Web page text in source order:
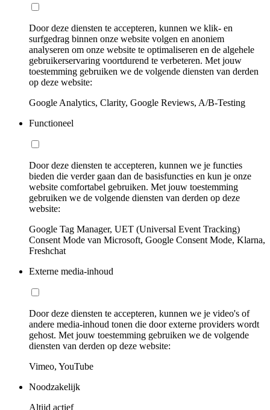
Door deze diensten te accepteren, kunnen we klik- en
surfgedrag binnen onze website volgen en anoniem
analyseren om onze website te optimaliseren en de algehele
gebruikerservaring voortdurend te verbeteren. Met jouw
toestemming gebruiken we de volgende diensten van derden
op deze website:
Google Analytics, Clarity, Google Reviews, A/B-Testing
Functioneel
Door deze diensten te accepteren, kunnen we je functies
bieden die verder gaan dan de basisfuncties en kun je onze
website comfortabel gebruiken. Met jouw toestemming
gebruiken we de volgende diensten van derden op deze
website:
Google Tag Manager, UET (Universal Event Tracking)
Consent Mode van Microsoft, Google Consent Mode, Klarna,
Freshchat
Externe media-inhoud
Door deze diensten te accepteren, kunnen we je video's of
andere media-inhoud tonen die door externe providers wordt
gehost. Met jouw toestemming gebruiken we de volgende
diensten van derden op deze website:
Vimeo, YouTube
Noodzakelijk
Altijd actief